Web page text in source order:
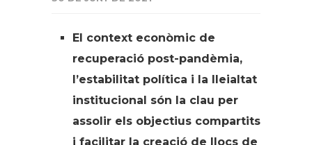
El context econòmic de
recuperació post-pandèmia,
l’estabilitat política i la lleialtat
institucional són la clau per
assolir els objectius compartits
i facilitar la creació de llocs de